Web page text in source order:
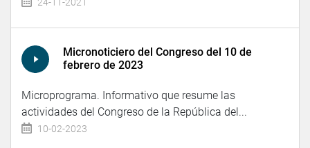
Micronoticiero del Congreso del 10 de
febrero de 2023
Microprograma. Informativo que resume las
actividades del Congreso de la República del...
10-02-2023